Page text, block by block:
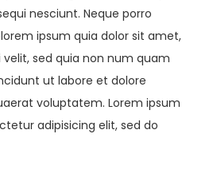
nesciunt. Neque porro
ipsum quia dolor sit amet,
sed quia non num quam
ut labore et dolore
voluptatem. Lorem ipsum
adipisicing elit, sed do